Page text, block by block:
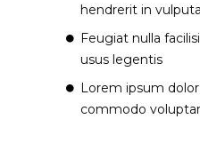
hendrerit in
Feugiat nulla
usus legentis
Lorem ipsum
commodo